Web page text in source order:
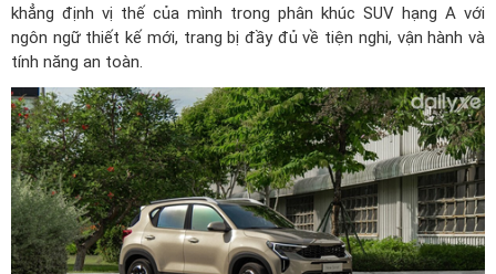
khẳng định vị thế của mình trong phân khúc SUV hạng A với
ngôn ngữ thiết kế mới, trang bị đầy đủ về tiện nghi, vận hành và
tính năng an toàn.